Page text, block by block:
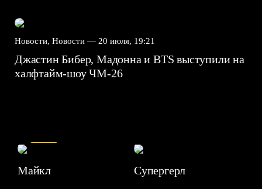
Новости, Новости — 20 июля, 19:21
Джастин Бибер, Мадонна и BTS выступили на
халфтайм-шоу ЧМ-26
Майкл Супергерл
7.1